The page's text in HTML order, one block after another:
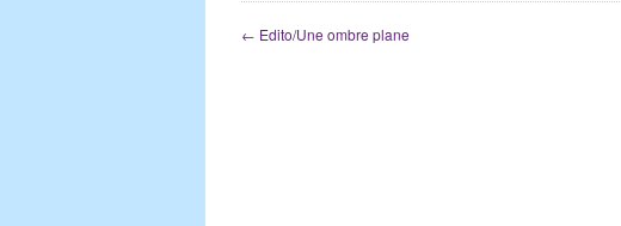
← Edito/Une ombre plane